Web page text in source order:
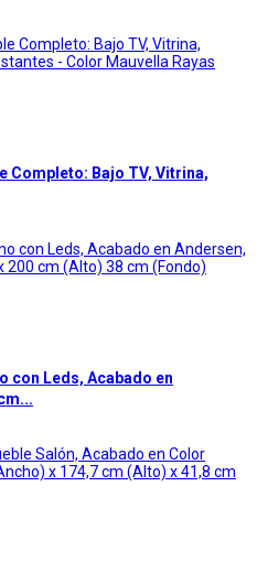
Completo: Bajo TV, Vitrina,
con Leds, Acabado en